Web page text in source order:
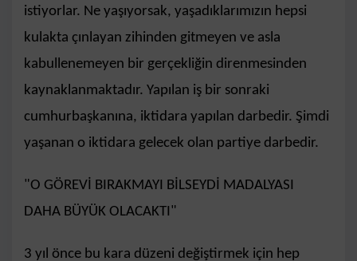
istiyorlar. Ne yaşıyorsak, yaşadıklarımızın hepsi
kulakta çınlayan zihinden gitmeyen ve asla
kabullenemeyen bir gerçekliğin direnmesinden
kaynaklanmaktadır. Yapılan iş bir sonraki
cumhurbaşkanına, iktidara yapılan darbedir. Şimdi
yaşanan o iktidara gelecek olan partiye darbedir.
"O GÖREVİ BIRAKMAYI BİLSEYDİ MADALYASI
DAHA BÜYÜK OLACAKTI"
3 yıl önce bu kara düzeni değiştirmek için hep